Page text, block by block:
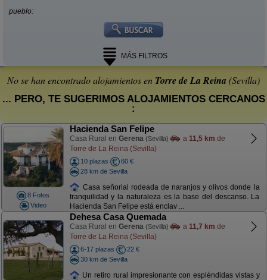
pueblo:
MÁS FILTROS
No se han encontrado alojamientos en Torre de La Reina (Sevilla)
... PERO, TE SUGERIMOS ALOJAMIENTOS CERCANOS
:
8 Fotos
Video
Hacienda San Felipe
Casa Rural en Gerena (Sevilla) a 11,5 km de
Torre de La Reina (Sevilla)
10 plazas
60 €
28 km de Sevilla
Casa señorial rodeada de naranjos y olivos donde la
tranquilidad y la naturaleza es la base del descanso. La
Hacienda San Felipe está enclav ...
Dehesa Casa Quemada
Casa Rural en Gerena (Sevilla) a 11,7 km de
Torre de La Reina (Sevilla)
6-17 plazas
22 €
30 km de Sevilla
Un retiro rural impresionante con espléndidas vistas y